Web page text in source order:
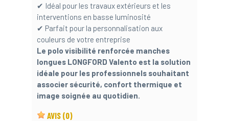
✔ Idéal pour les travaux extérieurs et les
interventions en basse luminosité
✔ Parfait pour la personnalisation aux
couleurs de votre entreprise
Le polo visibilité renforcée manches
longues LONGFORD Valento est la solution
idéale pour les professionnels souhaitant
associer sécurité, confort thermique et
image soignée au quotidien.
AVIS (0)